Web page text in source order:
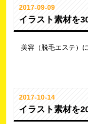
2017-09-09
イラスト素材を
美容（脱毛エステ）
2017-10-14
イラスト素材を